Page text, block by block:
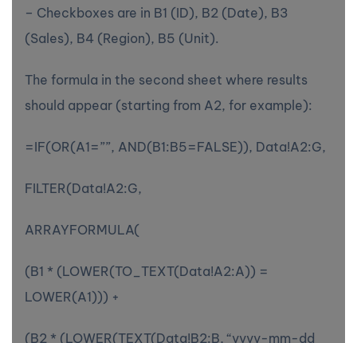
– Checkboxes are in B1 (ID), B2 (Date), B3
(Sales), B4 (Region), B5 (Unit).
The formula in the second sheet where results
should appear (starting from A2, for example):
=IF(OR(A1=””, AND(B1:B5=FALSE)), Data!A2:G,
FILTER(Data!A2:G,
ARRAYFORMULA(
(B1 * (LOWER(TO_TEXT(Data!A2:A)) =
LOWER(A1))) +
(B2 * (LOWER(TEXT(Data!B2:B, “yyyy-mm-dd